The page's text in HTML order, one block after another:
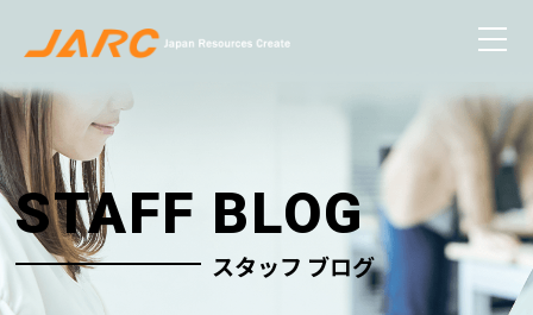
STAFF BLOG
スタッフ ブログ